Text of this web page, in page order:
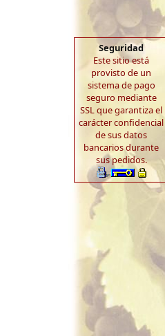
Seguridad
Este sitio está
provisto de un
sistema de pago
seguro mediante
SSL que garantiza el
carácter confidencial
de sus datos
bancarios durante
sus pedidos.